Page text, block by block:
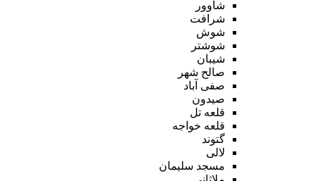
شاوور
شرافت
شوش
شوشتر
شیبان
صالح شهر
صفی آباد
صیدون
قلعه تل
قلعه خواجه
گتوند
لالی
مسجد سلیمان